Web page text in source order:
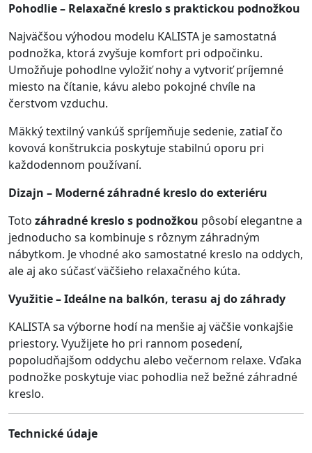
Pohodlie – Relaxačné kreslo s praktickou podnožkou
Najväčšou výhodou modelu KALISTA je samostatná
podnožka, ktorá zvyšuje komfort pri odpočinku.
Umožňuje pohodlne vyložiť nohy a vytvoriť príjemné
miesto na čítanie, kávu alebo pokojné chvíle na
čerstvom vzduchu.
Mäkký textilný vankúš spríjemňuje sedenie, zatiaľ čo
kovová konštrukcia poskytuje stabilnú oporu pri
každodennom používaní.
Dizajn – Moderné záhradné kreslo do exteriéru
Toto záhradné kreslo s podnožkou pôsobí elegantne a
jednoducho sa kombinuje s rôznym záhradným
nábytkom. Je vhodné ako samostatné kreslo na oddych,
ale aj ako súčasť väčšieho relaxačného kúta.
Využitie – Ideálne na balkón, terasu aj do záhrady
KALISTA sa výborne hodí na menšie aj väčšie vonkajšie
priestory. Využijete ho pri rannom posedení,
popoludňajšom oddychu alebo večernom relaxe. Vďaka
podnožke poskytuje viac pohodlia než bežné záhradné
kreslo.
Technické údaje